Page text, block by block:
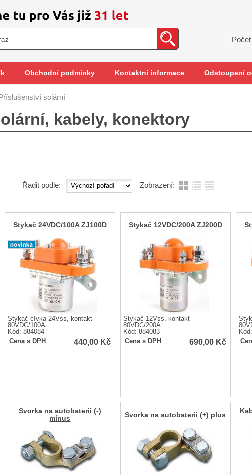
Obchodní podmínky Kontaktní informace Odstoupení
Příslušenství solární
kabely, konektory
Řadit podle: Zobrazení:
Stykač 24VDC/100A ZJ100D
Stykač cívka 24Vss, kontakt
80VDC/100A
Kód: 884084
Cena s DPH
440,00 Kč
Stykač 12VDC/200A ZJ200D
Stykač 12Vss, kontakt
80VDC/200A
Kód: 884083
Cena s DPH
690,00 Kč
Svorka na autobaterii (-)
mínus
Svorka na autobaterii (+) plus